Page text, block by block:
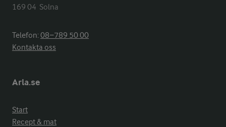
169 04  Solna
Telefon:08−789 50 00
Kontakta oss
Arla.se
Start
Recept & mat